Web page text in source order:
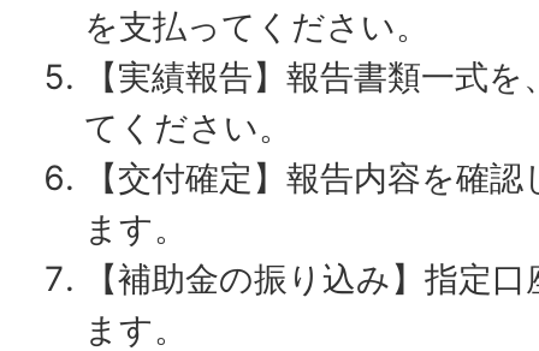
を支払ってください。
【実績報告】報告書類一式
てください。
【交付確定】報告内容を確
ます。
【補助金の振り込み】指定
ます。